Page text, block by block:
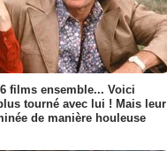
films ensemble... Voici
tourné avec lui ! Mais leur
de manière houleuse